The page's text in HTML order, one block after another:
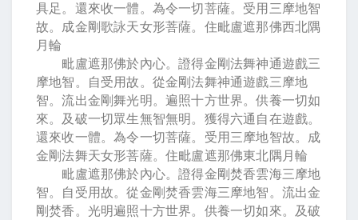
具足。還來收一體。為令一切菩薩。受用三摩地智
故。成金剛歌詠天女形菩薩。住毗盧遮那佛西北隅
月輪
毗盧遮那佛於內心。證得金剛法舞神通遊戲三
摩地智。自受用故。從金剛法舞神通遊戲三摩地
智。流出金剛舞光明。遍照十方世界。供養一切如
來。及破一切眾生無智無明。獲得六通自在遊戲。
還來收一體。為令一切菩薩。受用三摩地智故。成
金剛法舞天女形菩薩。住毗盧遮那佛東北隅月輪
毗盧遮那佛於內心。證得金剛焚香雲海三摩地
智。自受用故。從金剛焚香雲海三摩地智。流出金
剛焚香。光明遍照十方世界。供養一切如來。及破